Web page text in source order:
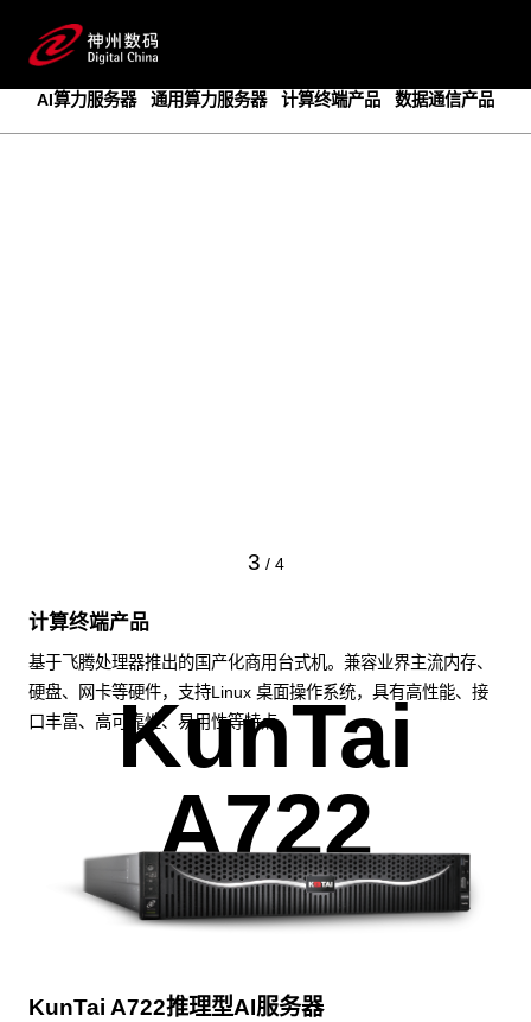
AI算力服务器
通用算力服务器 计算终端产品 数据通信产品
3 / 4
计算终端产品
基于飞腾处理器推出的国产化商用台式机。兼容业界主流内存、
硬盘、网卡等硬件，支持Linux 桌面操作系统，具有高性能、接
口丰富、高可靠性、易用性等特点。
KunTai
A722
KunTai A722推理型AI服务器